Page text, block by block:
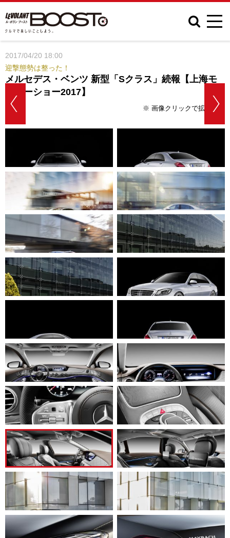
2017/04/20 18:00
迎撃態勢は整った！
メルセデス・ベンツ 新型「Sクラス」続報【上海モ
ーターショー2017】
※ 画像クリックで拡大表示